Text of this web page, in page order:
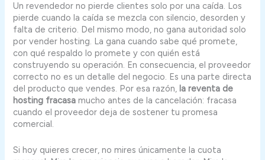
Un revendedor no pierde clientes solo por una caída. Los
pierde cuando la caída se mezcla con silencio, desorden y
falta de criterio. Del mismo modo, no gana autoridad solo
por vender hosting. La gana cuando sabe qué promete,
con qué respaldo lo promete y con quién está
construyendo su operación. En consecuencia, el proveedor
correcto no es un detalle del negocio. Es una parte directa
del producto que vendes. Por esa razón, la reventa de
hosting fracasa mucho antes de la cancelación: fracasa
cuando el proveedor deja de sostener tu promesa
comercial.
Si hoy quieres crecer, no mires únicamente la cuota